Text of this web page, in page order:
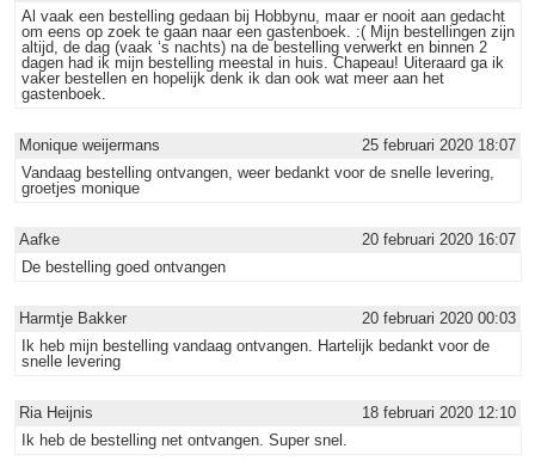
Al vaak een bestelling gedaan bij Hobbynu, maar er nooit aan gedacht
om eens op zoek te gaan naar een gastenboek. :( Mijn bestellingen zijn
altijd, de dag (vaak ‘s nachts) na de bestelling verwerkt en binnen 2
dagen had ik mijn bestelling meestal in huis. Chapeau! Uiteraard ga ik
vaker bestellen en hopelijk denk ik dan ook wat meer aan het
gastenboek.
Monique weijermans
25 februari 2020 18:07
Vandaag bestelling ontvangen, weer bedankt voor de snelle levering,
groetjes monique
Aafke
20 februari 2020 16:07
De bestelling goed ontvangen
Harmtje Bakker
20 februari 2020 00:03
Ik heb mijn bestelling vandaag ontvangen. Hartelijk bedankt voor de
snelle levering
Ria Heijnis
18 februari 2020 12:10
Ik heb de bestelling net ontvangen. Super snel.